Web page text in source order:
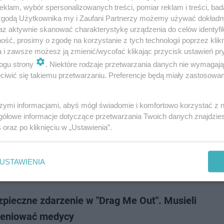
sporo zmian. Z posadą pożegnało się wielu czołowych dziennikarzy i
Wygląda na to, że t…
26 marca nie będzie "Na Wspólnej",
TVN-u mogą być zaskoczeni, kiedy 26 marca 2024 wieczorem włączą
swoich ulubionych programów. Tego dnia stacja nie wyemituje serialu
zdarzenie w "Drag Me Out". Musieli
medycy
wybór spersonalizowanych treści, pomiar reklam i treści,
Użytkownika my i Zaufani Partnerzy możemy używać
aktywnie skanować charakterystykę urządzenia do celów
prosimy o zgodę na korzystanie z tych technologii poprzez
i zawsze możesz ją zmienić/wycofać klikając przycisk ustawień
strony
. Niektóre rodzaje przetwarzania danych nie
się takiemu przetwarzaniu. Preferencje będą miały
informacjami, abyś mógł świadomie i komfortowo korzystać z
informacje dotyczące przetwarzania Twoich danych
oraz po kliknięciu w „Ustawienia”.
USTAWIENIA